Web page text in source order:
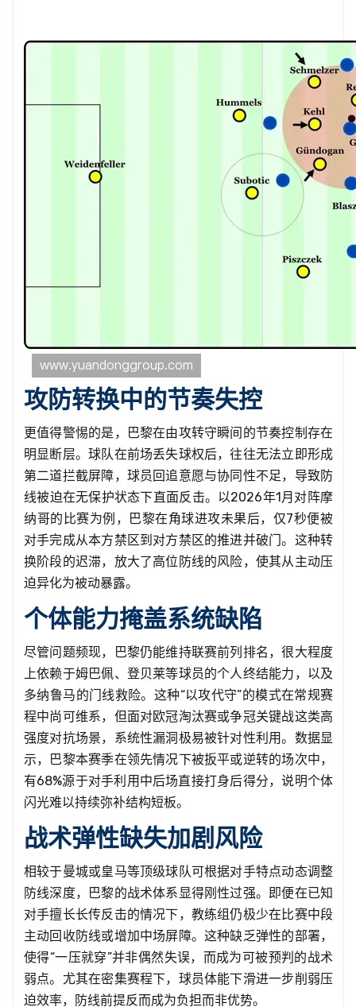
攻防转换中的节奏失控
更值得警惕的是，巴黎在由攻转守瞬间的节奏控制存在
明显断层。球队在前场丢失球权后，往往无法立即形成
第二道拦截屏障，球员回追意愿与协同性不足，导致防
线被迫在无保护状态下直面反击。以2026年1月对阵摩
纳哥的比赛为例，巴黎在角球进攻未果后，仅7秒便被
对手完成从本方禁区到对方禁区的推进并破门。这种转
换阶段的迟滞，放大了高位防线的风险，使其从主动压
迫异化为被动暴露。
个体能力掩盖系统缺陷
尽管问题频现，巴黎仍能维持联赛前列排名，很大程度
上依赖于姆巴佩、登贝莱等球员的个人终结能力，以及
多纳鲁马的门线救险。这种“以攻代守”的模式在常规赛
程中尚可维系，但面对欧冠淘汰赛或争冠关键战这类高
强度对抗场景，系统性漏洞极易被针对性利用。数据显
示，巴黎本赛季在领先情况下被扳平或逆转的场次中，
有68%源于对手利用中后场直接打身后得分，说明个体
闪光难以持续弥补结构短板。
战术弹性缺失加剧风险
相较于曼城或皇马等顶级球队可根据对手特点动态调整
防线深度，巴黎的战术体系显得刚性过强。即便在已知
对手擅长长传反击的情况下，教练组仍极少在比赛中段
主动回收防线或增加中场屏障。这种缺乏弹性的部署，
使得“一压就穿”并非偶然失误，而成为可被预判的战术
弱点。尤其在密集赛程下，球员体能下滑进一步削弱压
迫效率，防线前提反而成为负担而非优势。